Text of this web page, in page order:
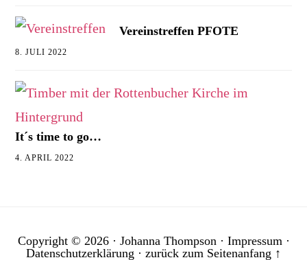
Vereinstreffen PFOTE
8. JULI 2022
It´s time to go…
4. APRIL 2022
Copyright © 2026 · Johanna Thompson· Impressum·
Datenschutzerklärung · zurück zum Seitenanfang ↑